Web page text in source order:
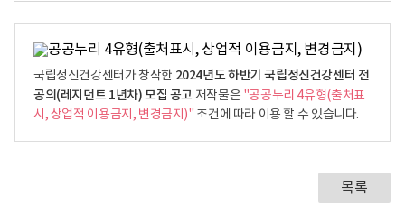
국립정신건강센터가 창작한 2024년도 하반기 국립정신건강센터 전
공의(레지던트 1년차) 모집 공고 저작물은 "공공누리 4유형(출처표
시, 상업적 이용금지, 변경금지)"조건에 따라 이용 할 수 있습니다.
목록